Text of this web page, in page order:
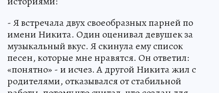
- Я встречала двух своеобразных парней по
имени Никита. Один оценивал девушек за
музыкальный вкус. Я скинула ему список
песен, которые мне нравятся. Он ответил:
«понятно» - и исчез. А другой Никита жил с
родителями, отказывался от стабильной